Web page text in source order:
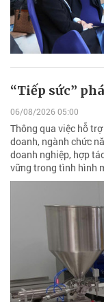
“Tiếp sức”
06/08/2026 05:00
Thông qua việc hỗ
doanh, ngành chức
doanh nghiệp, hợp
vững trong tình hình